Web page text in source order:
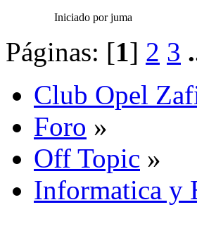
Iniciado por juma
Páginas: [1] 2 3
Club Opel
Foro »
Off Topic »
Informatica y